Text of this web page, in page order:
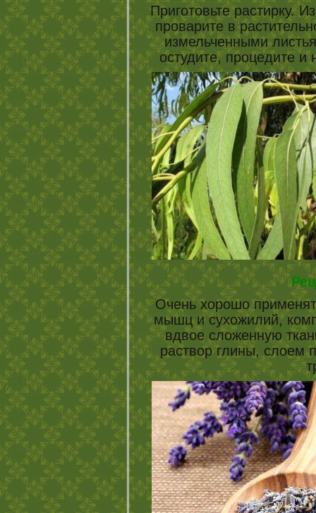
Приготовьте растирку.
проварите в
измельченными
остудите, процедите и
Очень хорошо
мышц и сухожилий,
вдвое сложенную
раствор глины, слоем